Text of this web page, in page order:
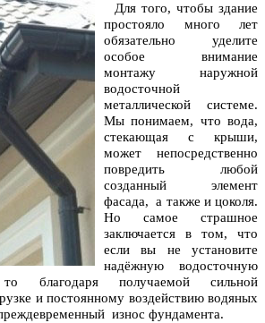
Для того, чтобы здание
простояло много лет
обязательно уделите
особое внимание
монтажу наружной
водосточной
металлической системе.
Мы понимаем, что вода,
стекающая с крыши,
может непосредственно
повредить любой
созданный элемент
фасада, а также и цоколя.
Но самое страшное
заключается в том, что
если вы не установите
надёжную водосточную
благодаря получаемой сильной
и постоянному воздействию водяных
износ фундамента.